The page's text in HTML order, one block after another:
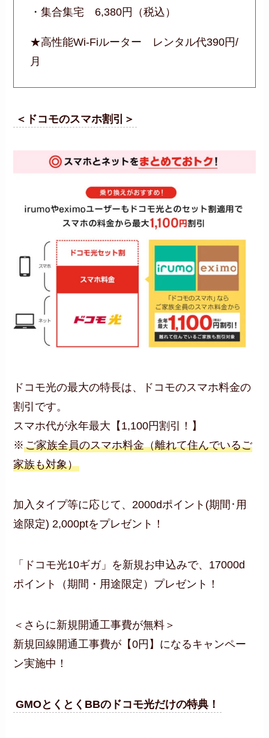
・集合集宅 6,380円（税込）
★高性能Wi-Fiルーター レンタル代390円/
月
＜ドコモのスマホ割引＞
ドコモ光の最大の特長は、ドコモのスマホ料金の
割引です。
スマホ代が永年最大【1,100円割引！】
※ご家族全員のスマホ料金（離れて住んでいるご
家族も対象）
加入タイプ等に応じて、2000dポイント(期間･用
途限定) 2,000ptをプレゼント！
「ドコモ光10ギガ」を新規お申込みで、17000d
ポイント（期間・用途限定）プレゼント！
＜さらに新規開通工事費が無料＞
新規回線開通工事費が【0円】になるキャンペー
ン実施中！
GMOとくとくBBのドコモ光だけの特典！